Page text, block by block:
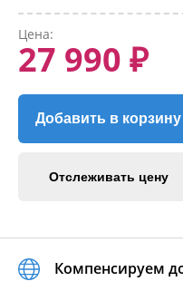
Цена:
27 990 ₽
Добавить в корзину
Отслеживать цену
Компенсируем